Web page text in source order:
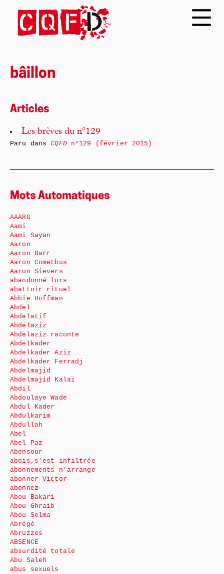
bâillon
Articles
Les brèves du n°129
Paru dansCQFDn°129 (février 2015)
Mots Automatiques
AAARG
Aami
Aami Sayan
Aaron
Aaron Barr
Aaron Cometbus
Aaron Sievers
abandonné lors
abattoir rituel
Abbie Hoffman
Abdel
Abdelatif
Abdelaziz
Abdelaziz raconte
Abdelkader
Abdelkader Aziz
Abdelkader Ferradj
Abdelmajid
Abdelmajid Kalai
Abdil
Abdoulaye Wade
Abdul Kader
Abdulkarim
Abdullah
Abel
Abel Paz
Abensour
abois,s’est infiltrée
abonnements n’arrange
abonner Victor
abonnez
Abou Bakari
Abou Ghraib
Abou Selma
Abrégé
Abruzzes
ABSENCE
absurdité totale
Abu Saleh
abus sexuels